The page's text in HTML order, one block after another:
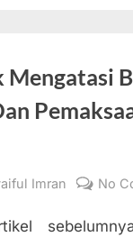
Imran No